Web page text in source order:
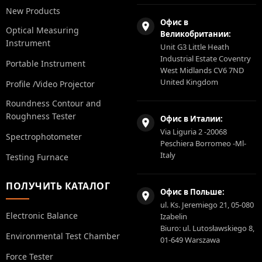
New Products
Optical Measuring
Instrument
Portable Instrument
Profile /Video Projector
Roundness Contour and
Roughness Tester
Spectrophotometer
Testing Furnace
ПОЛУЧИТЬ КАТАЛОГ
Electronic Balance
Environmental Test Chamber
Force Tester
Офис в
Великобритании:
Unit G3 Little Heath
Industrial Estate Coventry
West Midlands CV6 7ND
United Kingdom
Офис в Италии:
Via Liguria 2 -20068
Peschiera Borromeo -Ml-
Italy
Офис в Польше:
ul. Ks. Jeremiego 21, 05-080
Izabelin
Biuro: ul. Lutosławskiego 8,
01-649 Warszawa